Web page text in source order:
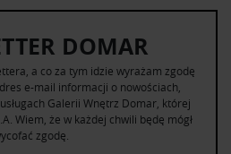
DOMAR
a co za tym idzie wyrażam zgodę
e-mail informacji o nowościach,
Galerii Wnętrz Domar, której
Wiem, że w każdej chwili będę mógł
zgodę.